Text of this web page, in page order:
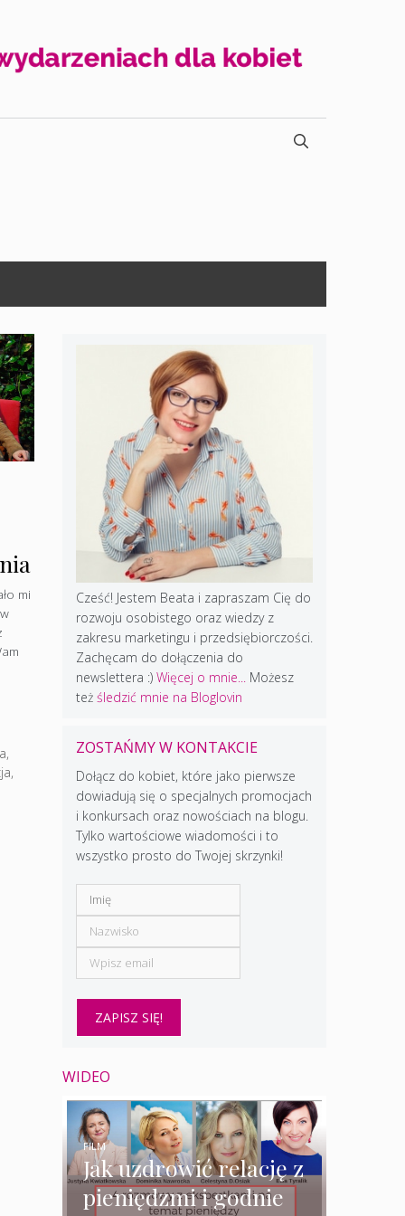
mi
,
,
Cześć! Jestem Beata i zapraszam Cię do
rozwoju osobistego oraz wiedzy z
zakresu marketingu i przedsiębiorczości.
Zachęcam do dołączenia do
newslettera :) Więcej o mnie...
Możesz
też śledzić mnie na Bloglovin
ZOSTAŃMY W KONTAKCIE
Dołącz do kobiet, które jako pierwsze
dowiadują się o specjalnych promocjach
i konkursach oraz nowościach na blogu.
Tylko wartościowe wiadomości i to
wszystko prosto do Twojej skrzynki!
WIDEO
Jak uzdrowić relację z
pieniędzmi i godnie
FILM